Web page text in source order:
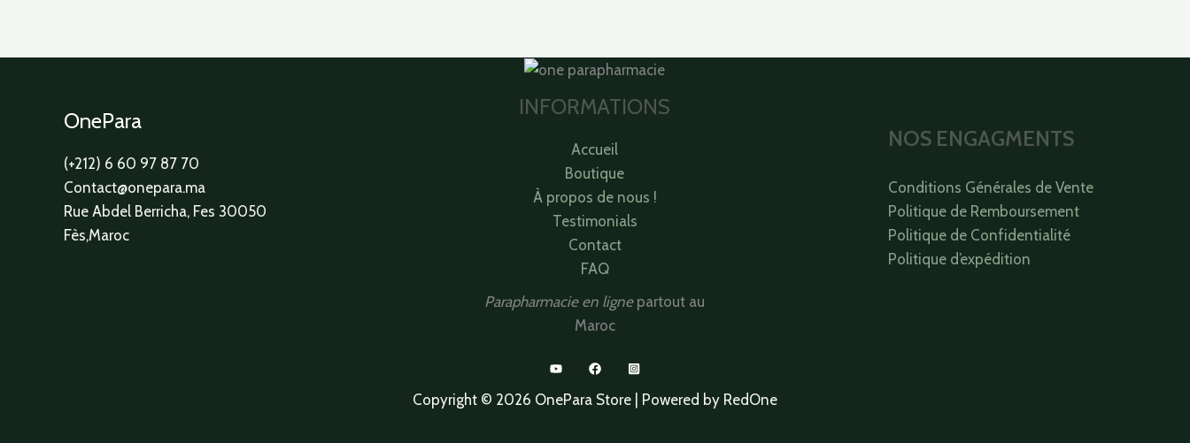
OnePara
(+212) 6 60 97 87 70
Contact@onepara.ma
Rue Abdel Berricha, Fes 30050
Fès,Maroc
INFORMATIONS
Accueil
Boutique
À propos de nous !
Testimonials
Contact
FAQ
Parapharmacie en lignepartout au
Maroc
NOS ENGAGMENTS
Conditions Générales de Vente
Politique de Remboursement
Politique de Confidentialité
Politique d’expédition
Copyright © 2026 OnePara Store | Powered by RedOne